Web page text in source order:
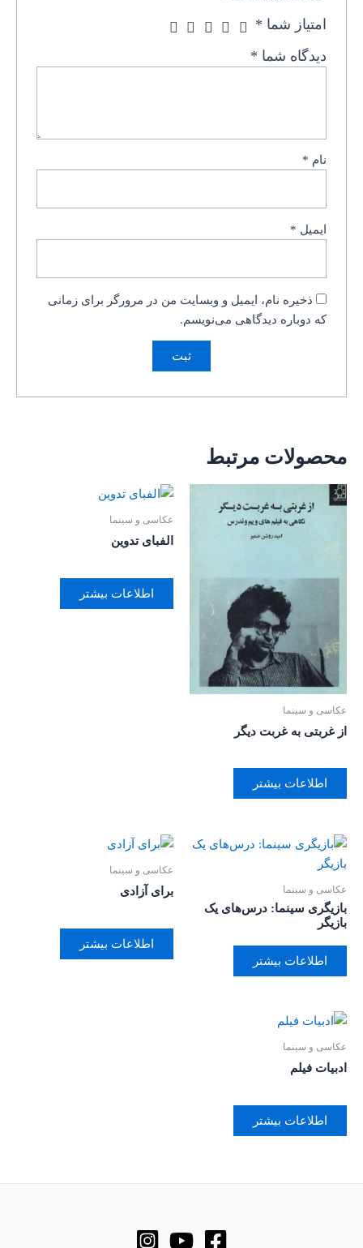
امتیاز شما *
دیدگاه شما *
نام *
ایمیل *
ذخیره نام، ایمیل و وبسایت من در مرورگر برای زمانی
که دوباره دیدگاهی می‌نویسم.
محصولات مرتبط
عکاسی و سینما
از غربتی به غربت دیگر
اطلاعات بیشتر
عکاسی و سینما
الفبای تدوین
اطلاعات بیشتر
عکاسی و سینما
بازیگری سینما: درس‌های یک
بازیگر
اطلاعات بیشتر
عکاسی و سینما
برای آزادی
اطلاعات بیشتر
عکاسی و سینما
ادبیات فیلم
اطلاعات بیشتر